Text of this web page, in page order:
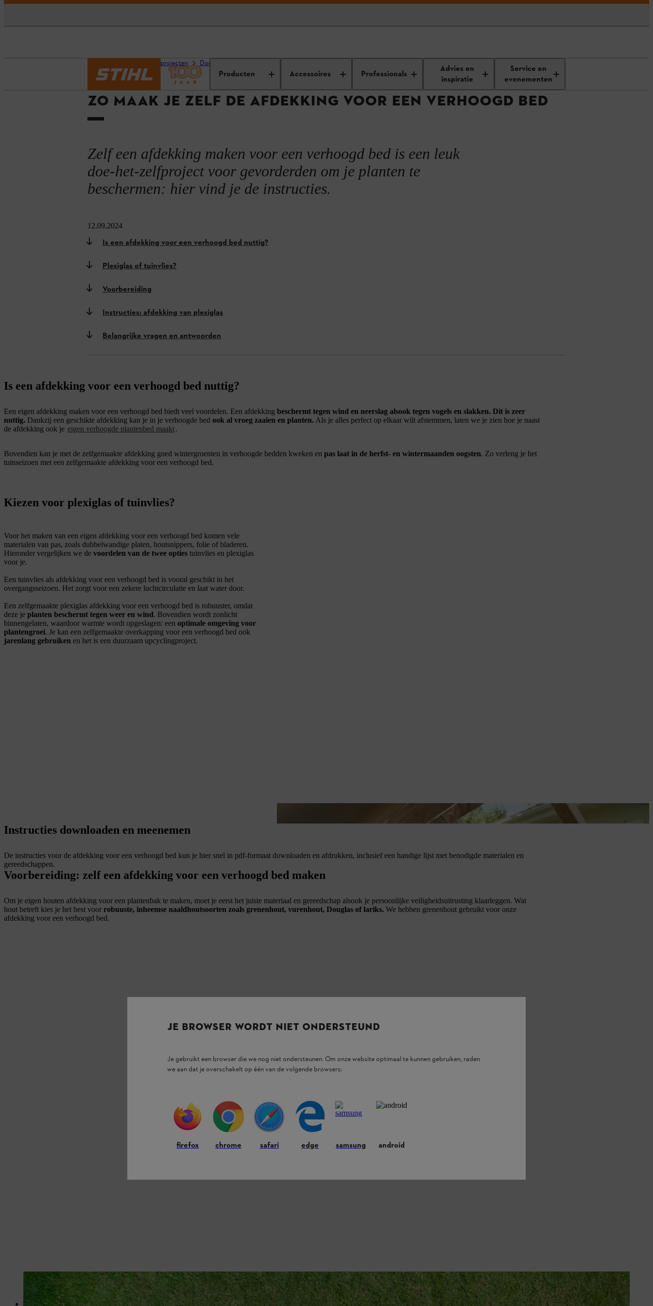
Producten Accessoires Professionals
Advies en
inspiratie
Service en
evenementen
Advies en projecten Doe-het-zelf projecten Maak zelf een afdekking voor een verhoogd bed
ZO MAAK JE ZELF DE AFDEKKING VOOR EEN VERHOOGD BED
Zelf een afdekking maken voor een verhoogd bed is een leuk
doe-het-zelfproject voor gevorderden om je planten te
beschermen: hier vind je de instructies.
12.09.2024
Is een afdekking voor een verhoogd bed nuttig?
Plexiglas of tuinvlies?
Voorbereiding
Instructies: afdekking van plexiglas
Belangrijke vragen en antwoorden
Is een afdekking voor een verhoogd bed nuttig?
Een eigen afdekking maken voor een verhoogd bed biedt veel voordelen. Een afdekking beschermt tegen wind en neerslag alsook tegen vogels en slakken. Dit is zeer
nuttig. Dankzij een geschikte afdekking kan je in je verhoogde bed ook al vroeg zaaien en planten. Als je alles perfect op elkaar wilt afstemmen, laten we je zien hoe je naast
de afdekking ook je eigen verhoogde plantenbed maakt.
Bovendien kan je met de zelfgemaakte afdekking goed wintergroenten in verhoogde bedden kweken en pas laat in de herfst- en wintermaanden oogsten. Zo verleng je het
tuinseizoen met een zelfgemaakte afdekking voor een verhoogd bed.
Kiezen voor plexiglas of tuinvlies?
Een plexiglas afdekking laat licht binnen en houdt warmte vast.
Voor het maken van een eigen afdekking voor een verhoogd bed komen vele
materialen van pas, zoals dubbelwandige platen, houtsnippers, folie of bladeren.
Hieronder vergelijken we de voordelen van de twee opties tuinvlies en plexiglas
voor je.
Een tuinvlies als afdekking voor een verhoogd bed is vooral geschikt in het
overgangsseizoen. Het zorgt voor een zekere luchtcirculatie en laat water door.
Een zelfgemaakte plexiglas afdekking voor een verhoogd bed is robuuster, omdat
deze je planten beschermt tegen weer en wind. Bovendien wordt zonlicht
binnengelaten, waardoor warmte wordt opgeslagen: een optimale omgeving voor
plantengroei. Je kan een zelfgemaakte overkapping voor een verhoogd bed ook
jarenlang gebruiken en het is een duurzaam upcyclingproject.
Instructies downloaden en meenemen
De instructies voor de afdekking voor een verhoogd bed kun je hier snel in pdf-formaat downloaden en afdrukken, inclusief een handige lijst met benodigde materialen en
gereedschappen.
Voorbereiding: zelf een afdekking voor een verhoogd bed maken
Om je eigen houten afdekking voor een plantenbak te maken, moet je eerst het juiste materiaal en gereedschap alsook je persoonlijke veiligheidsuitrusting klaarleggen. Wat
hout betreft kies je het best voor robuuste, inheemse naaldhoutsoorten zoals grenenhout, vurenhout, Douglas of lariks. We hebben grenenhout gebruikt voor onze
afdekking voor een verhoogd bed.
Voordat je start met het maken van de afdekking voor een verhoogd bed, leg je alles klaar.
Houtschroeven met verzonken kop:
JE BROWSER WORDT NIET ONDERSTEUND
Je gebruikt een browser die we nog niet ondersteunen. Om onze website optimaal te kunnen gebruiken, raden
we aan dat je overschakelt op één van de volgende browsers:
firefox chrome safari edge samsung android